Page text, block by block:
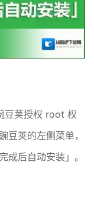
豆荚授权 root 权
豆荚的左侧菜单，
成后自动安装」。